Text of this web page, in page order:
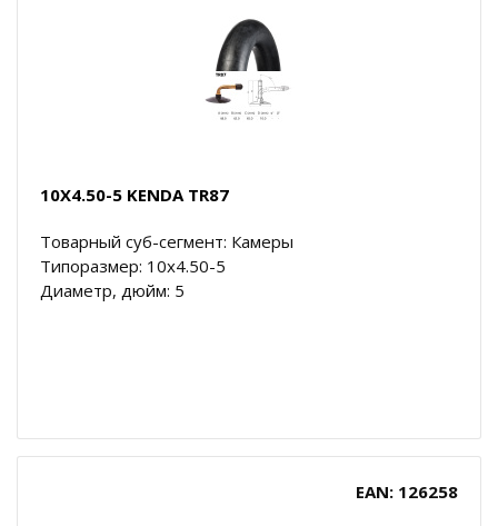
10X4.50-5 KENDA TR87
Товарный суб-сегмент: Камеры
Типоразмер: 10x4.50-5
Диаметр, дюйм: 5
EAN: 126258